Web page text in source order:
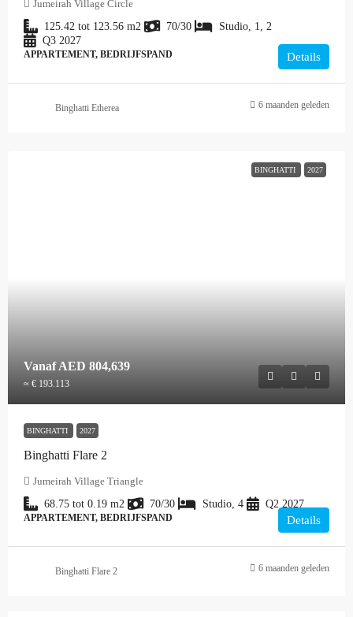
Jumeirah Village Circle
125.42 tot 123.56 m2 70/30
Studio, 1, 2
Q3 2027
APPARTEMENT, BEDRIJFSPAND Details
Binghatti Etherea 6 maanden geleden
BINGHATTI 2027
VanafAED 804,639
≈ € 193.113
BINGHATTI 2027
Binghatti Flare 2
Jumeirah Village Triangle
68.75 tot 0.19 m2 70/30 Studio, 4 Q2 2027
APPARTEMENT, BEDRIJFSPAND Details
Binghatti Flare 2 6 maanden geleden